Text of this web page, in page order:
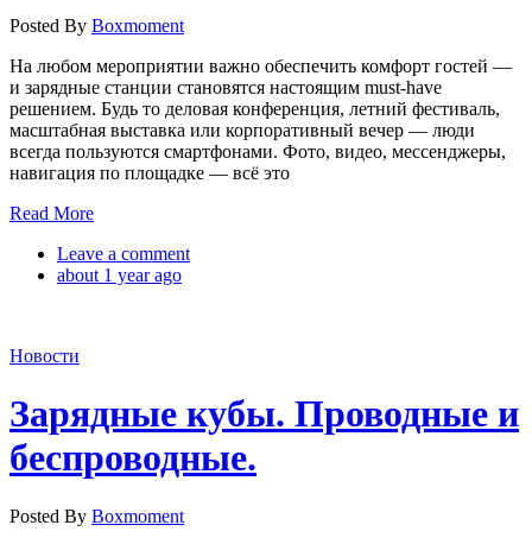
Posted By Boxmoment
На любом мероприятии важно обеспечить комфорт гостей —
и зарядные станции становятся настоящим must-have
решением. Будь то деловая конференция, летний фестиваль,
масштабная выставка или корпоративный вечер — люди
всегда пользуются смартфонами. Фото, видео, мессенджеры,
навигация по площадке — всё это
Read More
Leave a comment
about 1 year ago
Новости
Зарядные кубы. Проводные и
беспроводные.
Posted By Boxmoment